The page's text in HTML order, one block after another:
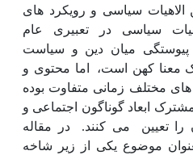
الاهیات سیاسی و رویکرد های
سیاسی در تعبیری عام
و پیوستگی میان دین و سیاست
معنا کهن است،
اما محتوی و
های مختلف زمانی متفاوت بوده
ابعاد گوناگون اجتماعی و
تعیین می کنند.
در مقاله
موضوع یکی از زیر شاخه